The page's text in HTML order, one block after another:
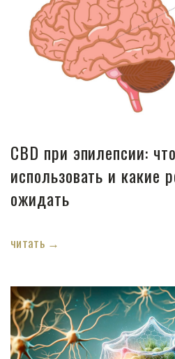
CBD
Красота и
CBD для
Какао и шоколад
Магазины
CBD при эпилепсии:
использовать и какие
ожидать
читать →